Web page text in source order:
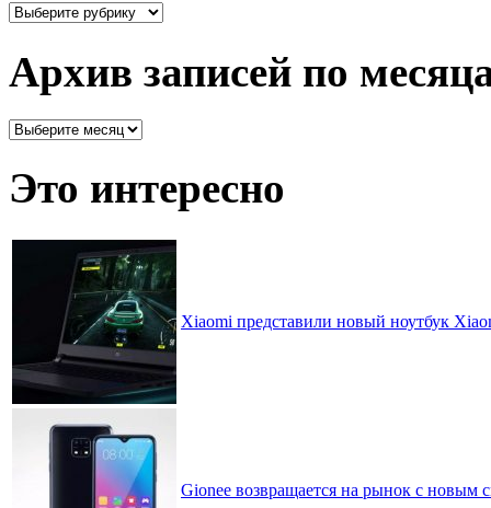
Здесь
Архив записей по
Архив
месяцам
Это интересно
Xiaomi представили новый ноутбук
Gionee возвращается на рынок с новым